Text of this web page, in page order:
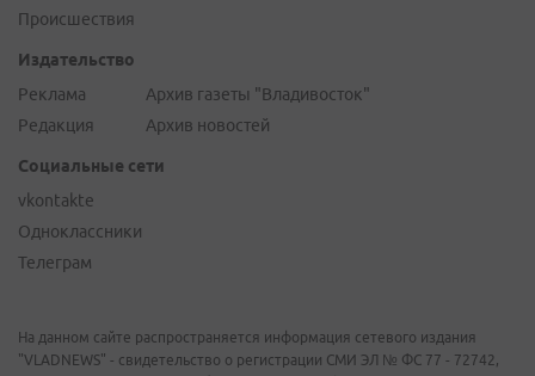
Происшествия
Издательство
Реклама
Редакция
Архив газеты "Владивосток"
Архив новостей
Социальные сети
vkontakte
Одноклассники
Телеграм
На данном сайте распространяется информация сетевого издания
"VLADNEWS" - свидетельство о регистрации СМИ ЭЛ № ФС 77 - 72742,